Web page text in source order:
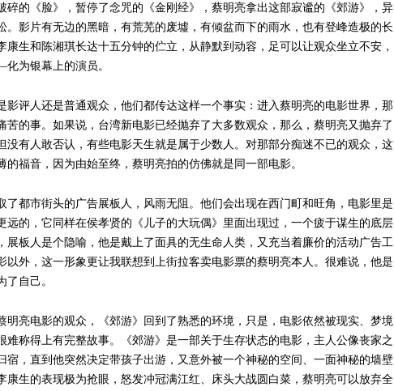
碎的《脸》，暂停了念咒的《金刚经》，蔡明亮拿出这部寂谧的《郊游》，异
。影片有无边的黑暗，有荒芜的废墟，有倾盆而下的雨水，也有登峰造极的长
康生和陈湘琪长达十五分钟的伫立，从静默到动容，足可以让观众坐立不安，
为银幕上的演员。
影评人还是普通观众，他们都传达这样一个事实：进入蔡明亮的电影世界，那
苦的事。如果说，台湾新电影已经抛弃了大多数观众，那么，蔡明亮又抛弃了
没有人敢否认，有些电影天生就是属于少数人。对那部分痴迷不已的观众，这
的福音，因为由始至终，蔡明亮拍的仿佛就是同一部电影。
了都市街头的广告展板人，风雨无阻。他们会出现在西门町和旺角，电影里是
远的，它同样在侯孝贤的《儿子的大玩偶》里面出现过，一个疲于谋生的底层
展板人是个隐喻，他是戴上了面具的无生命人类，又充当着廉价的活动广告工
以外，这一形象更让我联想到上街拉客卖电影票的蔡明亮本人。很难说，他是
了自己。
明亮电影的观众，《郊游》回到了熟悉的环境，只是，电影依然被现实、梦境
难称得上有完整故事。《郊游》是一部关于生存状态的电影，主人公像丧家之
宿，直到他突然决定带孩子出游，又意外被一个神秘的空间、一面神秘的墙壁
康生的表现极为抢眼，怒发冲冠满江红、床头大战圆白菜，蔡明亮可以放弃全